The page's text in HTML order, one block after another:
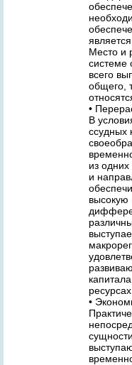
Место и
системе
всего
общего,
•
В
ссудных
из
и
высокую
ресурсах.
•